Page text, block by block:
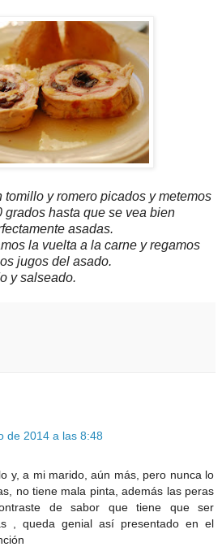
tomillo y romero picados y metemos
grados hasta que se vea bien
asadas.
la vuelta a la carne y regamos
jugos del asado.
y salseado.
de 2014 a las 8:48
y, a mi marido, aún más, pero nunca lo
no tiene mala pinta, además las peras
de sabor que tiene que ser
, queda genial así presentado en el